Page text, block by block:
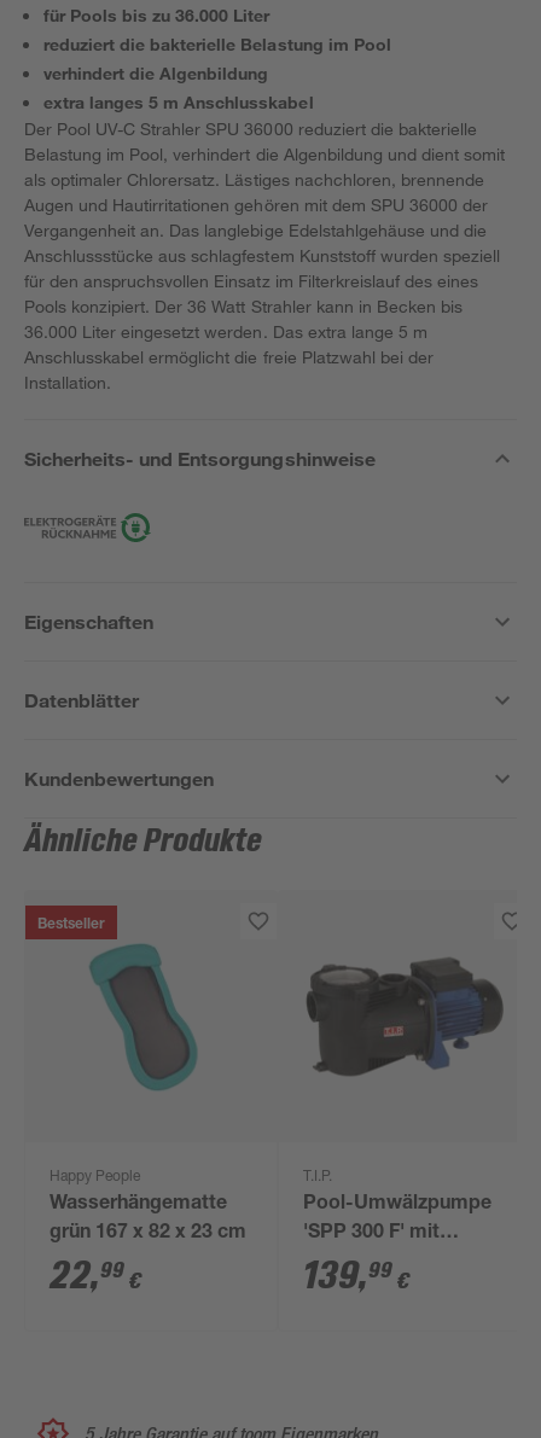
für Pools bis zu 36.000 Liter
reduziert die bakterielle Belastung im Pool
verhindert die Algenbildung
extra langes 5 m Anschlusskabel
Der Pool UV-C Strahler SPU 36000 reduziert die bakterielle
Belastung im Pool, verhindert die Algenbildung und dient somit
als optimaler Chlorersatz. Lästiges nachchloren, brennende
Augen und Hautirritationen gehören mit dem SPU 36000 der
Vergangenheit an. Das langlebige Edelstahlgehäuse und die
Anschlussstücke aus schlagfestem Kunststoff wurden speziell
für den anspruchsvollen Einsatz im Filterkreislauf des eines
Pools konzipiert. Der 36 Watt Strahler kann in Becken bis
36.000 Liter eingesetzt werden. Das extra lange 5 m
Anschlusskabel ermöglicht die freie Platzwahl bei der
Installation.
Sicherheits- und Entsorgungshinweise
Eigenschaften
Datenblätter
Kundenbewertungen
Ähnliche Produkte
Bestseller
Happy People
Wasserhängematte
grün 167 x 82 x 23 cm
22,99 €
T.I.P.
Pool-Umwälzpumpe
'SPP 300 F' mit
Vorfilter schwarz/blau
139,99 €
5 Jahre Garantie auf toom Eigenmarken